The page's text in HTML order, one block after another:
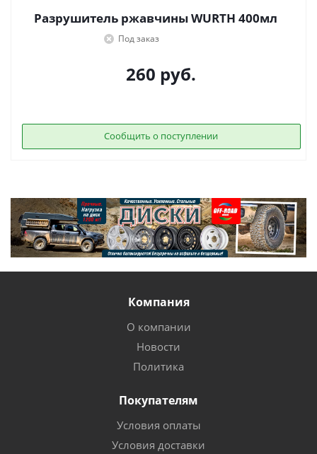
Разрушитель ржавчины WURTH 400мл
Под заказ
260 руб.
Сообщить о поступлении
Компания
О компании
Новости
Политика
Покупателям
Условия оплаты
Условия доставки